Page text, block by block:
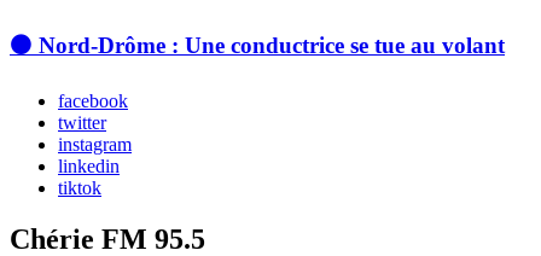
⚫ Nord-Drôme : Une conductrice se tue au volant
facebook
twitter
instagram
linkedin
tiktok
Chérie FM 95.5